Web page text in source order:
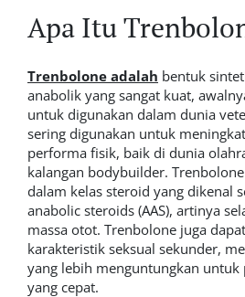
Apa Itu
Trenbolone adalah bentuk
anabolik yang sangat kuat,
untuk digunakan dalam dunia
sering digunakan untuk
performa fisik, baik di dunia
kalangan bodybuilder.
dalam kelas steroid yang dikenal
anabolic steroids (AAS), artinya
massa otot. Trenbolone juga
karakteristik seksual sekunder,
yang lebih menguntungkan
yang cepat.